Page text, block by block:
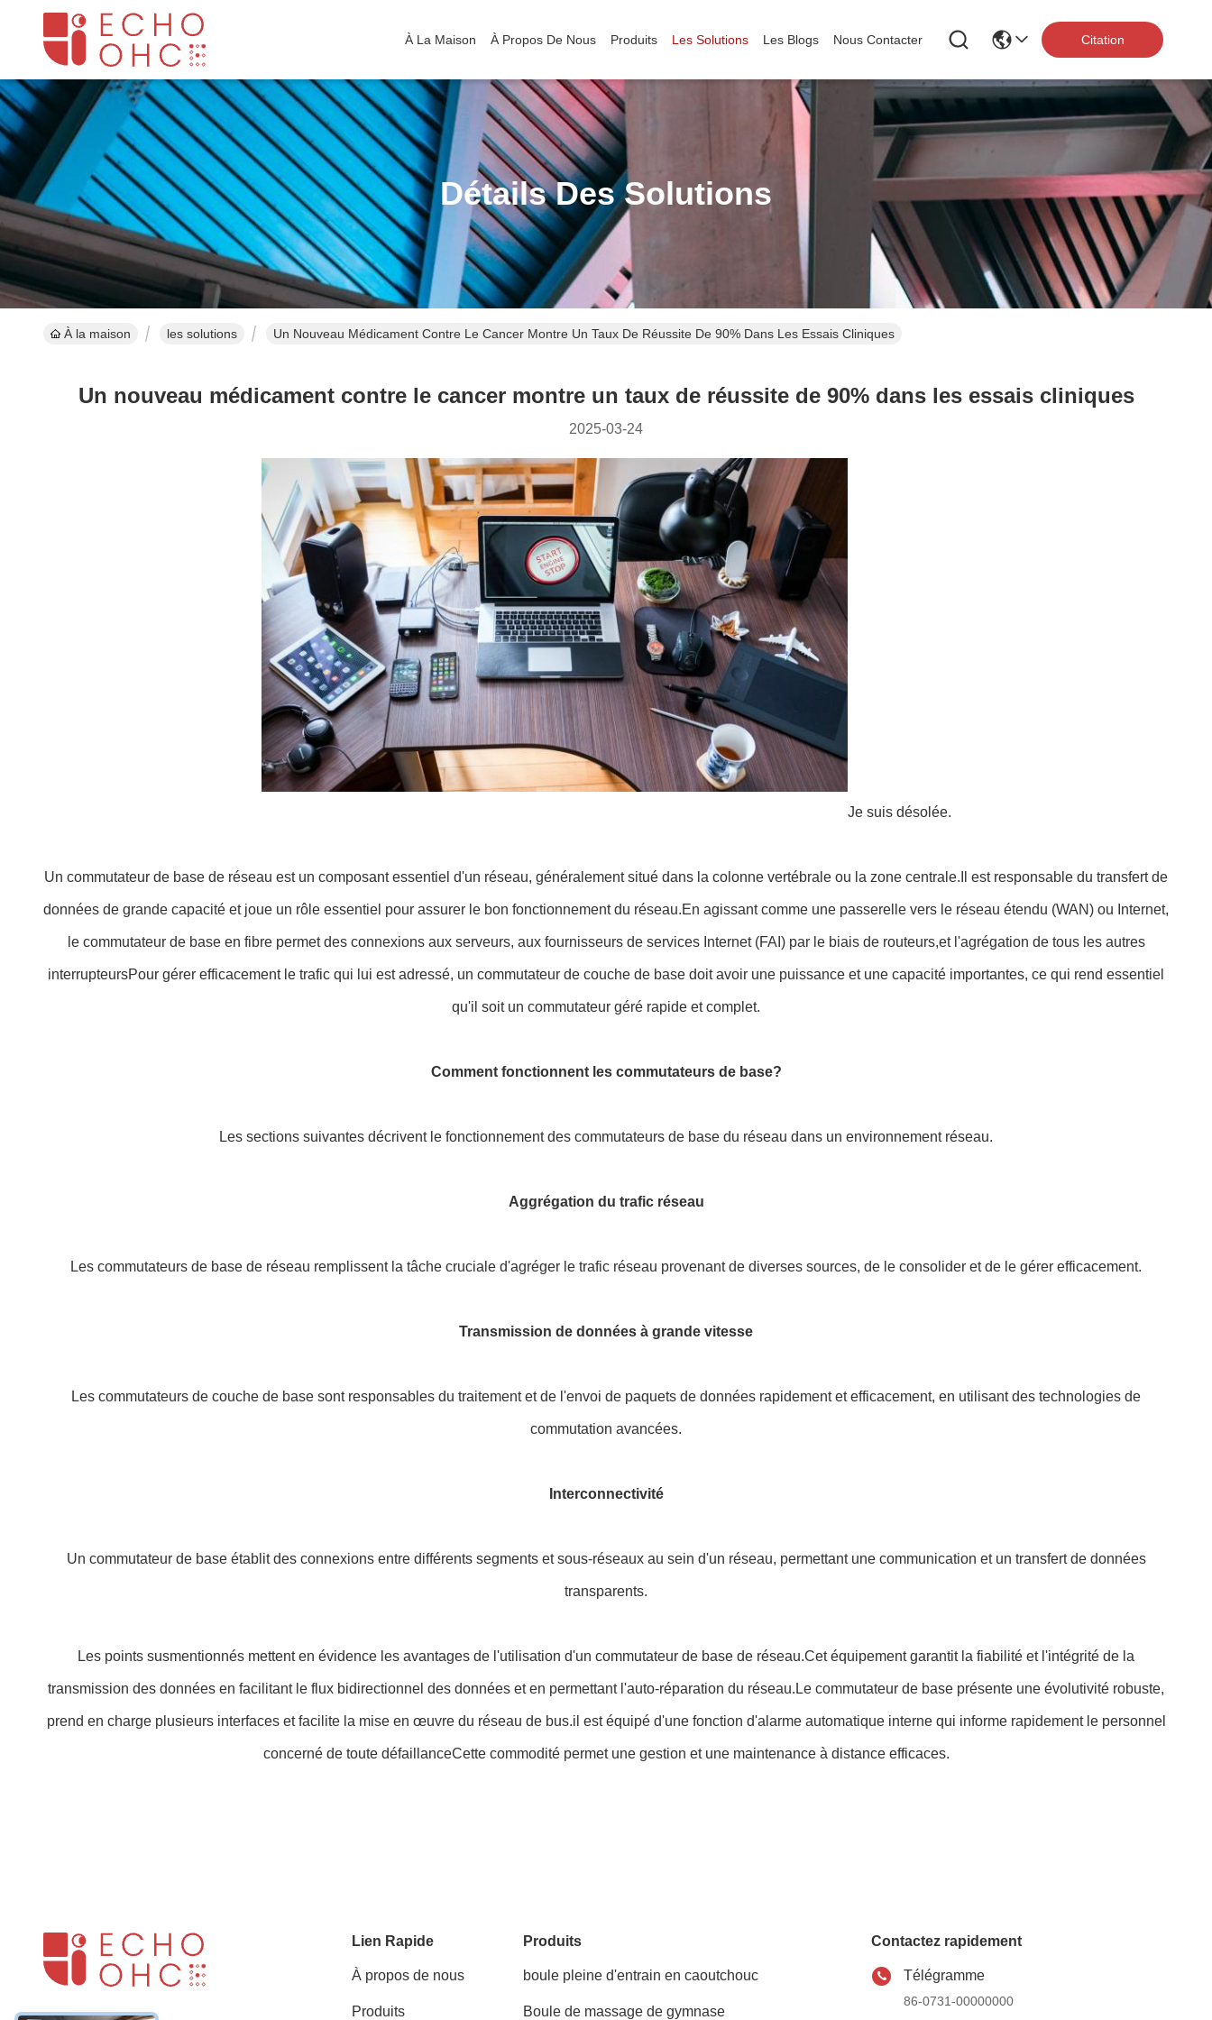
À La Maison À Propos De Nous Produits Les Solutions Les Blogs Nous Contacter Citation
Détails Des Solutions
À la maison les solutions Un Nouveau Médicament Contre Le Cancer Montre Un Taux De Réussite De 90% Dans Les Essais Cliniques
Un nouveau médicament contre le cancer montre un taux de réussite de 90% dans les essais cliniques
2025-03-24
Je suis désolée.
Un commutateur de base de réseau est un composant essentiel d'un réseau, généralement situé dans la colonne vertébrale ou la zone centrale.Il est responsable du transfert de
données de grande capacité et joue un rôle essentiel pour assurer le bon fonctionnement du réseau.En agissant comme une passerelle vers le réseau étendu (WAN) ou Internet,
le commutateur de base en fibre permet des connexions aux serveurs, aux fournisseurs de services Internet (FAI) par le biais de routeurs,et l'agrégation de tous les autres
interrupteursPour gérer efficacement le trafic qui lui est adressé, un commutateur de couche de base doit avoir une puissance et une capacité importantes, ce qui rend essentiel
qu'il soit un commutateur géré rapide et complet.
Comment fonctionnent les commutateurs de base?
Les sections suivantes décrivent le fonctionnement des commutateurs de base du réseau dans un environnement réseau.
Aggrégation du trafic réseau
Les commutateurs de base de réseau remplissent la tâche cruciale d'agréger le trafic réseau provenant de diverses sources, de le consolider et de le gérer efficacement.
Transmission de données à grande vitesse
Les commutateurs de couche de base sont responsables du traitement et de l'envoi de paquets de données rapidement et efficacement, en utilisant des technologies de
commutation avancées.
Interconnectivité
Un commutateur de base établit des connexions entre différents segments et sous-réseaux au sein d'un réseau, permettant une communication et un transfert de données
transparents.
Les points susmentionnés mettent en évidence les avantages de l'utilisation d'un commutateur de base de réseau.Cet équipement garantit la fiabilité et l'intégrité de la
transmission des données en facilitant le flux bidirectionnel des données et en permettant l'auto-réparation du réseau.Le commutateur de base présente une évolutivité robuste,
prend en charge plusieurs interfaces et facilite la mise en œuvre du réseau de bus.il est équipé d'une fonction d'alarme automatique interne qui informe rapidement le personnel
concerné de toute défaillanceCette commodité permet une gestion et une maintenance à distance efficaces.
Lien Rapide
À propos de nous
Produits
Produits
boule pleine d'entrain en caoutchouc
Boule de massage de gymnase
Contactez rapidement
Télégramme
86-0731-00000000